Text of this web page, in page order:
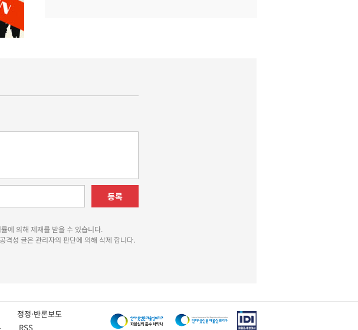
등록
에 의해 제재를 받을 수 있습니다.
격성 글은 관리자의 판단에 의해 삭제 합니다.
침 정정·반론보도
RSS